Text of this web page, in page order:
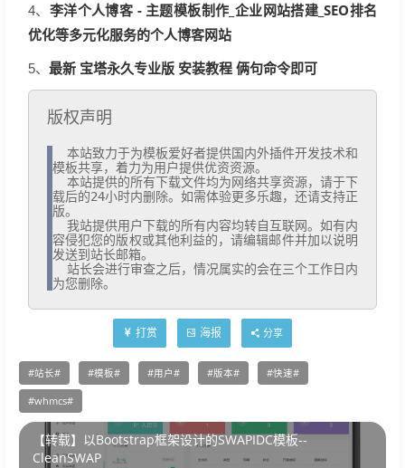
4、 李洋个人博客 - 主题模板制作_企业网站搭建_SEO排名
优化等多元化服务的个人博客网站
5、 最新 宝塔永久专业版 安装教程 俩句命令即可
版权声明
模板共享，着力为用户提供优资资源。
载后的24小时内删除。如需体验更多乐趣，还请支持正
版。
容侵犯您的版权或其他利益的，请编辑邮件并加以说明
发送到站长邮箱。
为您删除。
打赏 海报 分享
站长 模板 用户 版本 快速
whmcs
【转载】以Bootstrap框架设计的SWAPIDC模板--
CleanSWAP